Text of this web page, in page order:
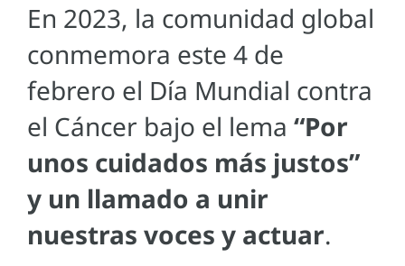
En 2023, la comunidad global
conmemora este 4 de
febrero el Día Mundial contra
el Cáncer bajo el lema “Por
unos cuidados más justos”
y un llamado a unir
nuestras voces y actuar.